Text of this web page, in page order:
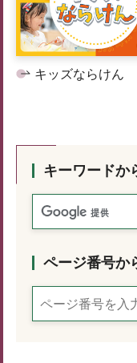
キッズならけん
キーワードか
ページ番号か